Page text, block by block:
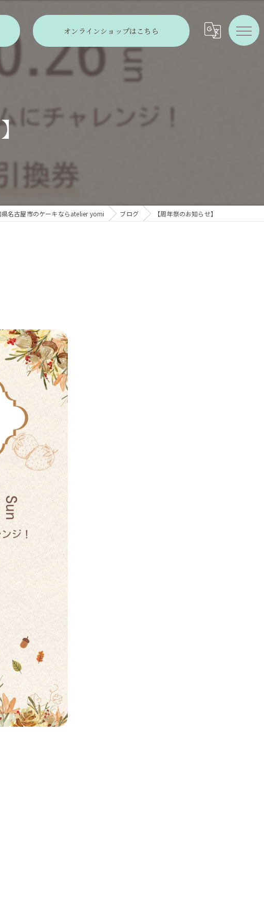
オンラインショップはこちら
県名古屋市のケーキならatelier yomi ブログ 【周年祭のお知らせ】